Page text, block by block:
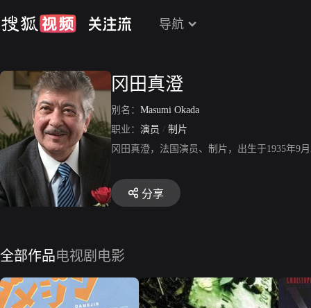
导航
冈田真澄
别名： Masumi Okada
职业： 演员 / 制片
冈田真澄，法国演员、制片，出生于1935年9
分享
全部作品电视剧 电影